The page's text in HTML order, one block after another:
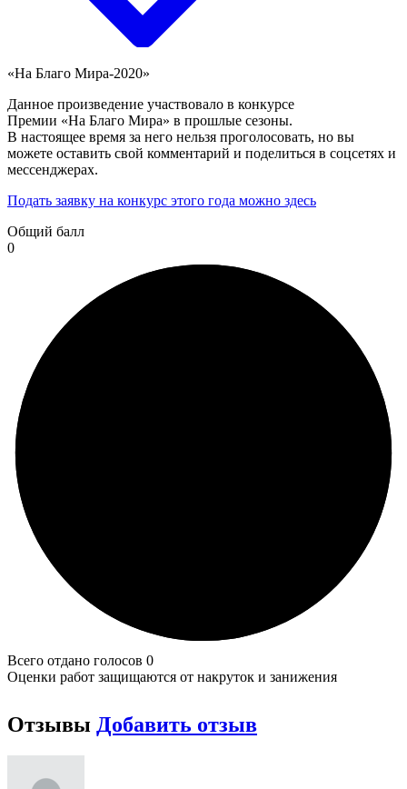
«На Благо Мира-2020»
Данное произведение участвовало в конкурсе
Премии «На Благо Мира» в прошлые сезоны.
В настоящее время за него нельзя проголосовать, но вы
можете оставить свой комментарий и поделиться в соцсетях и
мессенджерах.
Подать заявку на конкурс этого года можно здесь
Общий балл
0
Всего отдано голосов 0
Оценки работ защищаются от накруток и занижения
Отзывы Добавить отзыв